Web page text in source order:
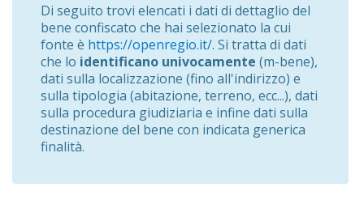
Di seguito trovi elencati i dati di dettaglio del
bene confiscato che hai selezionato la cui
fonte è https://openregio.it/. Si tratta di dati
che lo identificano univocamente (m-bene),
dati sulla localizzazione (fino all'indirizzo) e
sulla tipologia (abitazione, terreno, ecc...), dati
sulla procedura giudiziaria e infine dati sulla
destinazione del bene con indicata generica
finalità.